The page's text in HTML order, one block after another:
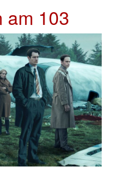
am 103